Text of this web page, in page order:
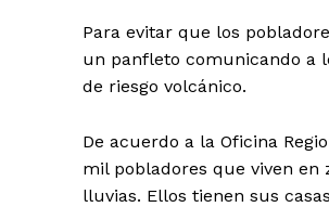
Para evitar que los
un panfleto comunicando a
de riesgo volcánico.
De acuerdo a la Oficina
mil pobladores que viven
lluvias. Ellos tienen sus